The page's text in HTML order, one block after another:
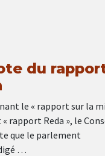
du
le « rapport sur la
rapport Reda », le
que le parlement
…